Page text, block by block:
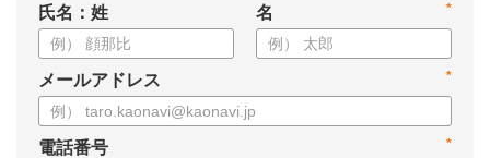
氏名：姓 *
名
*
メールアドレス
*
電話番号